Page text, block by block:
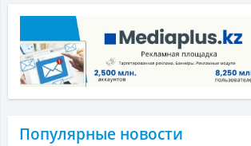
Популярные новости